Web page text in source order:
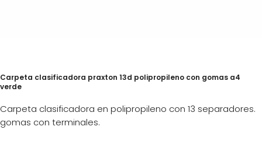
Carpeta clasificadora praxton 13d polipropileno con gomas a4
verde
Carpeta clasificadora en polipropileno con 13 separadores.
gomas con terminales.